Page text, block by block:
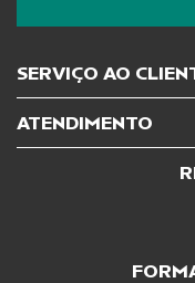
SERVIÇO AO
ATENDIMENTO